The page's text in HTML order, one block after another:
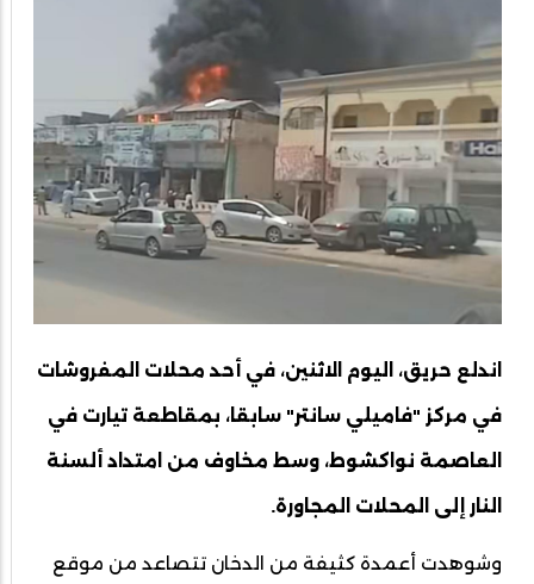
اندلع حريق، اليوم الاثنين، في أحد محلات المفروشات
في مركز "فاميلي سانتر" سابقا، بمقاطعة تيارت في
العاصمة نواكشوط، وسط مخاوف من امتداد ألسنة
النار إلى المحلات المجاورة.
وشوهدت أعمدة كثيفة من الدخان تتصاعد من موقع